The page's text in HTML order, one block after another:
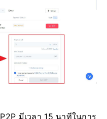
มีเวลา 15 นาทีในการ